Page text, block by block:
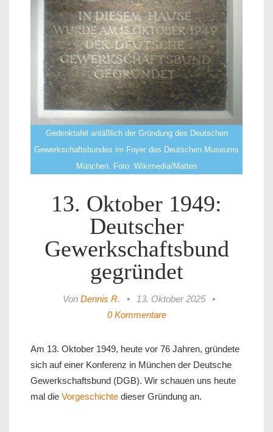
Gedenktafel anläßlich der Gründung des Deutschen
Gewerkschaftsbundes im Foyer des Deutschen Museums
München. Foto: Wikimedia/Mattes
13. Oktober 1949:
Deutscher
Gewerkschaftsbund
gegründet
Von Dennis R. • 13. Oktober 2025
•
0 Kommentare
Am 13. Oktober 1949, heute vor 76 Jahren, gründete
sich auf einer Konferenz in München der Deutsche
Gewerkschaftsbund (DGB). Wir schauen uns heute
mal die Vorgeschichte dieser Gründung an.